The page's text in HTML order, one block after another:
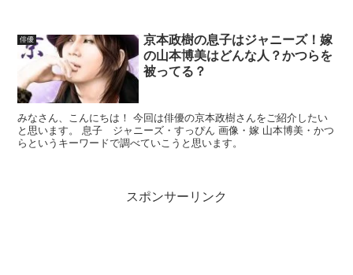
俳優
京本政樹の息子はジャニーズ！嫁
の山本博美はどんな人？かつらを
被ってる？
みなさん、こんにちは！ 今回は俳優の京本政樹さんをご紹介したい
と思います。 息子 ジャニーズ・すっぴん 画像・嫁 山本博美・かつ
らというキーワードで調べていこうと思います。
スポンサーリンク